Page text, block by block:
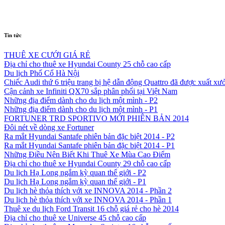
Tin tức
THUÊ XE CƯỚI GIÁ RẺ
Địa chỉ cho thuê xe Hyundai County 25 chỗ cao cấp
Du lịch Phố Cổ Hà Nội
Chiếc Audi thứ 6 triệu trang bị hệ dẫn động Quattro đã được xuất
Cận cảnh xe Infiniti QX70 sắp phân phối tại Việt Nam
Những địa điểm dành cho du lịch một mình - P2
Những địa điểm dành cho du lịch một mình - P1
FORTUNER TRD SPORTIVO MỚI PHIÊN BẢN 2014
Đôi nét về dòng xe Fortuner
Ra mắt Hyundai Santafe phiên bản đặc biệt 2014 - P2
Ra mắt Hyundai Santafe phiên bản đặc biệt 2014 - P1
Những Điều Nên Biết Khi Thuê Xe Mùa Cao Điểm
Địa chỉ cho thuê xe Hyundai County 29 chỗ cao cấp
Du lịch Hạ Long ngắm kỳ quan thế giới - P2
Du lịch Hạ Long ngắm kỳ quan thế giới - P1
Du lịch hè thỏa thích với xe INNOVA 2014 - Phần 2
Du lịch hè thỏa thích với xe INNOVA 2014 - Phần 1
Thuê xe du lịch Ford Transit 16 chỗ giá rẻ cho hè 2014
Địa chỉ cho thuê xe Universe 45 chỗ cao cấp